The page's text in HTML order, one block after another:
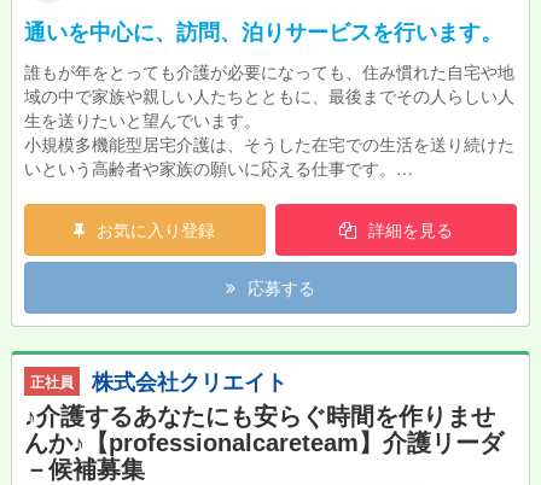
通いを中心に、訪問、泊りサービスを行います。
誰もが年をとっても介護が必要になっても、住み慣れた自宅や地
域の中で家族や親しい人たちとともに、最後までその人らしい人
生を送りたいと望んでいます。
小規模多機能型居宅介護は、そうした在宅での生活を送り続けた
いという高齢者や家族の願いに応える仕事です。
お気に入り登録
詳細を見る
応募する
正社員 株式会社クリエイト
♪介護するあなたにも安らぐ時間を作りませ
んか♪【professionalcareteam】介護リーダ
－候補募集